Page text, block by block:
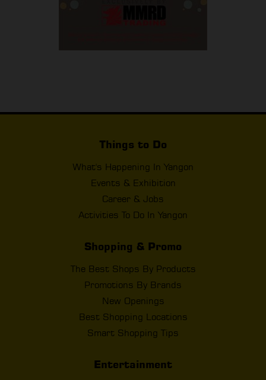
Things to Do
What's Happening In Yangon
Events & Exhibition
Career & Jobs
Activities To Do In Yangon
Shopping & Promo
The Best Shops By Products
Promotions By Brands
New Openings
Best Shopping Locations
Smart Shopping Tips
Entertainment